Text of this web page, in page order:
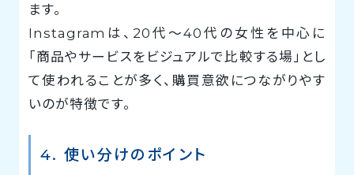
ます。
Instagramは、20代〜40代の女性を中心に
「商品やサービスをビジュアルで比較する場」とし
て使われることが多く、購買意欲につながりやす
いのが特徴です。
4. 使い分けのポイント